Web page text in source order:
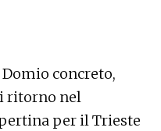
concreto,
ritorno nel
per il Trieste